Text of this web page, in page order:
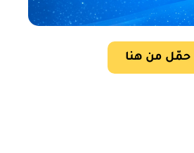
حمّل من هنا